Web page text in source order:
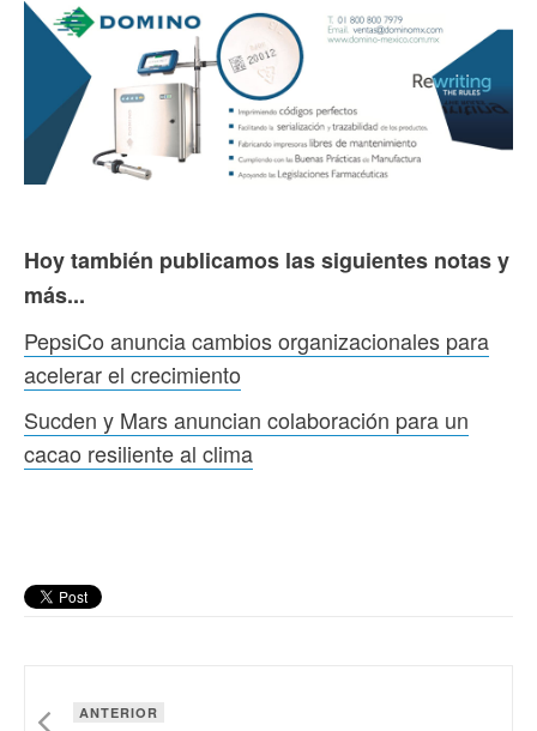
Hoy también publicamos las siguientes notas y
más...
PepsiCo anuncia cambios organizacionales para
acelerar el crecimiento
Sucden y Mars anuncian colaboración para un
cacao resiliente al clima
ANTERIOR